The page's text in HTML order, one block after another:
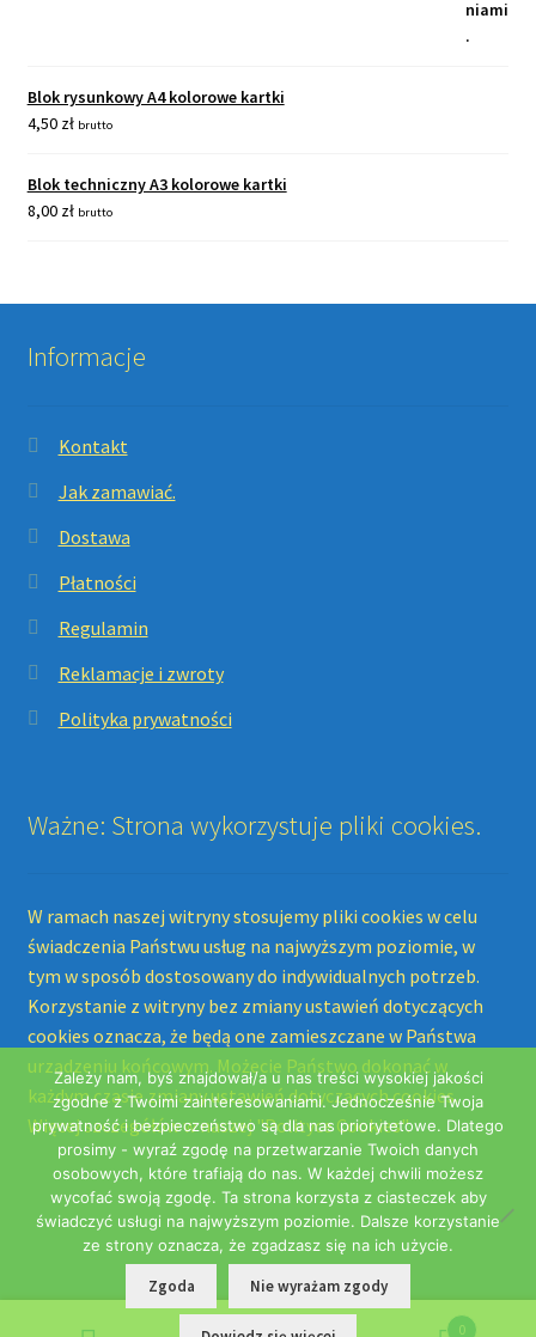
Blok rysunkowy A4 kolorowe kartki
4,50 zł brutto
Blok techniczny A3 kolorowe kartki
8,00 zł brutto
Informacje
Kontakt
Jak zamawiać.
Dostawa
Płatności
Regulamin
Reklamacje i zwroty
Polityka prywatności
Ważne: Strona wykorzystuje pliki cookies.
W ramach naszej witryny stosujemy pliki cookies w celu
świadczenia Państwu usług na najwyższym poziomie, w
tym w sposób dostosowany do indywidualnych potrzeb.
Korzystanie z witryny bez zmiany ustawień dotyczących
cookies oznacza, że będą one zamieszczane w Państwa
urządzeniu końcowym. Możecie Państwo dokonać w
każdym czasie zmiany ustawień dotyczących cookies.
Więcej szczegółów w naszej "Polityce Cookies".
0
Zależy nam, byś znajdował/a u nas treści wysokiej jakości
zgodne z Twoimi zainteresowaniami. Jednocześnie Twoja
prywatność i bezpieczeństwo są dla nas priorytetowe. Dlatego
prosimy - wyraź zgodę na przetwarzanie Twoich danych
osobowych, które trafiają do nas. W każdej chwili możesz
wycofać swoją zgodę. Ta strona korzysta z ciasteczek aby
świadczyć usługi na najwyższym poziomie. Dalsze korzystanie
ze strony oznacza, że zgadzasz się na ich użycie.
Zgoda Nie wyrażam zgody